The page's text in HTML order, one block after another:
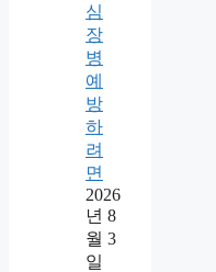
심
장
병
예
방
하
려
면
2026
년 8
월 3
일